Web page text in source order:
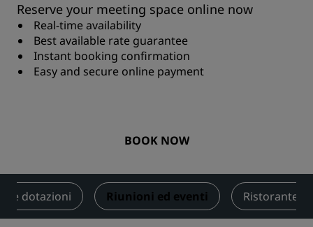
Reserve your meeting space online now
Real-time availability
Best available rate guarantee
Instant booking confirmation
Easy and secure online payment
BOOK NOW
e dotazioni Riunioni ed eventi Ristorante e